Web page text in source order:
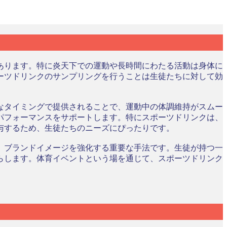
ます。特に炎天下での運動や長時間にわたる活動は身体に
ドリンクのサンプリングを行うことは生徒たちに対して効
イミングで提供されることで、運動中の体調維持がスムー
ォーマンスをサポートします。特にスポーツドリンクは、
るため、生徒たちのニーズにぴったりです。
ランドイメージを強化する重要な手法です。生徒が持つ一
ます。体育イベントという場を通じて、スポーツドリンク